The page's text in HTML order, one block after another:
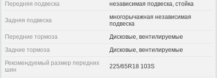
Передняя подвеска
независимая подвеска, стойка
Задняя подвеска
многорычажная независимая
подвеска
Передние тормоза
Дисковые, вентилируемые
Задние тормоза
Дисковые, вентилируемые
Рекомендуемый размер передних
шин
225/65R18 103S